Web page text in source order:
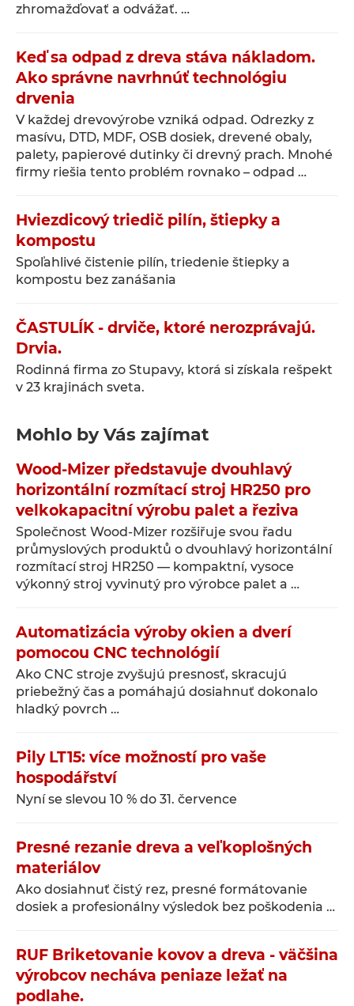
zhromažďovať a odvážať. …
Keď sa odpad z dreva stáva nákladom.
Ako správne navrhnúť technológiu
drvenia
V každej drevovýrobe vzniká odpad. Odrezky z
masívu, DTD, MDF, OSB dosiek, drevené obaly,
palety, papierové dutinky či drevný prach. Mnohé
firmy riešia tento problém rovnako – odpad …
Hviezdicový triedič pilín, štiepky a
kompostu
Spoľahlivé čistenie pilín, triedenie štiepky a
kompostu bez zanášania
ČASTULÍK - drviče, ktoré nerozprávajú.
Drvia.
Rodinná firma zo Stupavy, ktorá si získala rešpekt
v 23 krajinách sveta.
Mohlo by Vás zajímat
Wood-Mizer představuje dvouhlavý
horizontální rozmítací stroj HR250 pro
velkokapacitní výrobu palet a řeziva
Společnost Wood-Mizer rozšiřuje svou řadu
průmyslových produktů o dvouhlavý horizontální
rozmítací stroj HR250 — kompaktní, vysoce
výkonný stroj vyvinutý pro výrobce palet a …
Automatizácia výroby okien a dverí
pomocou CNC technológií
Ako CNC stroje zvyšujú presnosť, skracujú
priebežný čas a pomáhajú dosiahnuť dokonalo
hladký povrch …
Pily LT15: více možností pro vaše
hospodářství
Nyní se slevou 10 % do 31. července
Presné rezanie dreva a veľkoplošných
materiálov
Ako dosiahnuť čistý rez, presné formátovanie
dosiek a profesionálny výsledok bez poškodenia …
RUF Briketovanie kovov a dreva - väčšina
výrobcov necháva peniaze ležať na
podlahe.